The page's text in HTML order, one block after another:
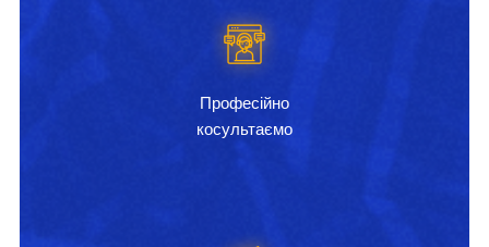
Професійно
косультаємо